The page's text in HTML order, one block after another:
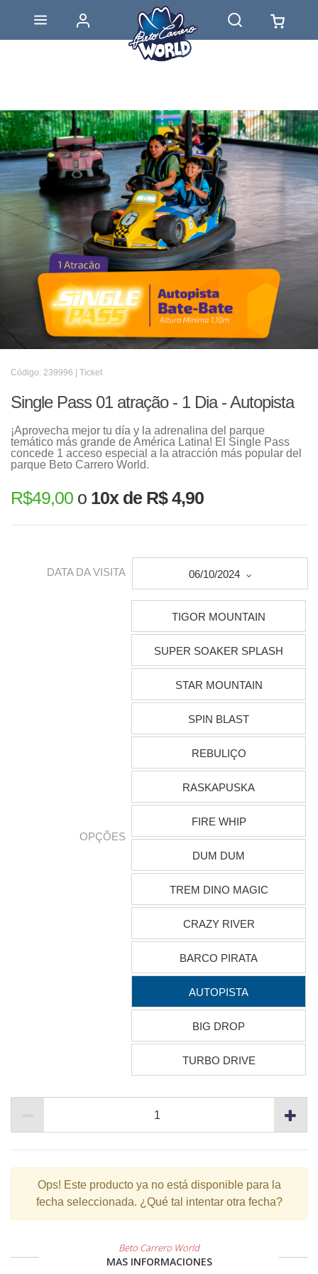
Código: 239996 | Ticket
Single Pass 01 atração - 1 Dia - Autopista
¡Aprovecha mejor tu día y la adrenalina del parque
temático más grande de América Latina! El Single Pass
concede 1 acceso especial a la atracción más popular del
parque Beto Carrero World.
R$49,00 o 10x de R$ 4,90
DATA DA VISITA 06/10/2024
OPÇÕES
TIGOR MOUNTAIN
SUPER SOAKER SPLASH
STAR MOUNTAIN
SPIN BLAST
REBULIÇO
RASKAPUSKA
FIRE WHIP
DUM DUM
TREM DINO MAGIC
CRAZY RIVER
BARCO PIRATA
AUTOPISTA
BIG DROP
TURBO DRIVE
Ops! Este producto ya no está disponible para la
fecha seleccionada. ¿Qué tal intentar otra fecha?
Beto Carrero World
MAS INFORMACIONES